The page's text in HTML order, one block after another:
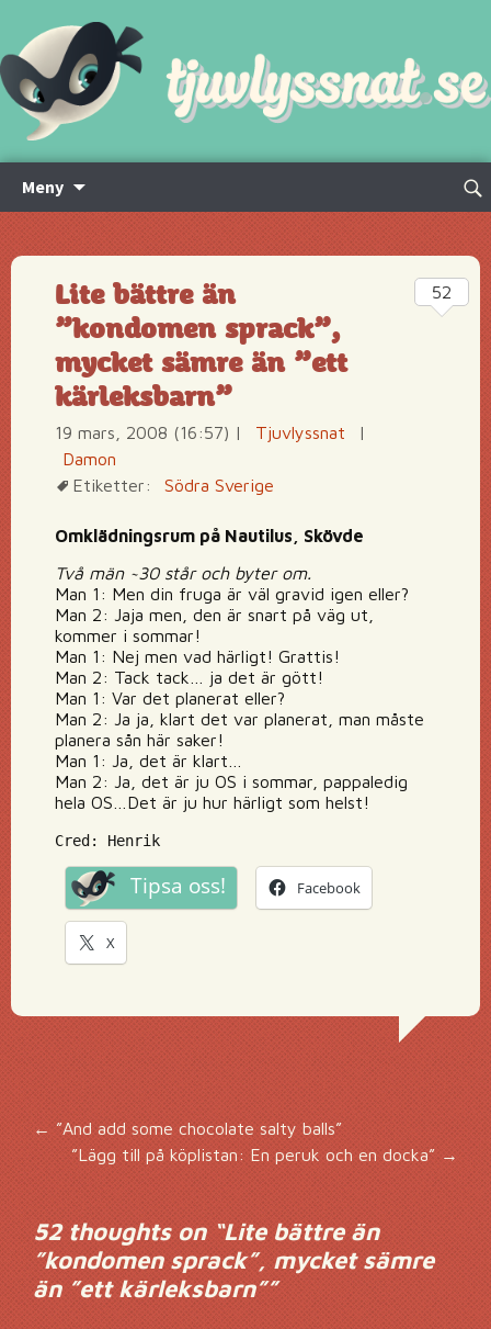
Meny
innehåll
Sök
Lite bättre än
”kondomen sprack”,
mycket sämre än ”ett
kärleksbarn”
19 mars, 2008 (16:57) | Tjuvlyssnat
|
Damon
Etiketter:
Södra Sverige
Omklädningsrum på Nautilus, Skövde
Två män ~30 står och byter om.
Man 1: Men din fruga är väl gravid igen eller?
Man 2: Jaja men, den är snart på väg ut,
kommer i sommar!
Man 1: Nej men vad härligt! Grattis!
Man 2: Tack tack… ja det är gött!
Man 1: Var det planerat eller?
Man 2: Ja ja, klart det var planerat, man måste
planera sån här saker!
Man 1: Ja, det är klart…
Man 2: Ja, det är ju OS i sommar, pappaledig
hela OS…Det är ju hur härligt som helst!
Cred: Henrik
Tipsa oss! Facebook
X
52
Inläggsnavigering
← ”And add some chocolate salty balls”
”Lägg till på köplistan: En peruk och en docka”→
52 thoughts on “Lite bättre än
”kondomen sprack”, mycket sämre
än ”ett kärleksbarn””